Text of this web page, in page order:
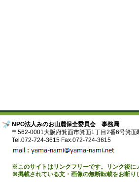
NPO法人みのお山麓保全委員会 事務局
〒562-0001大阪府箕面市箕面1丁目2番6号箕面
Tel.072-724-3615 Fax.072-724-3615
※このサイトはリンクフリーです。リンク後に
※掲載されている文・画像の無断転載をお断り